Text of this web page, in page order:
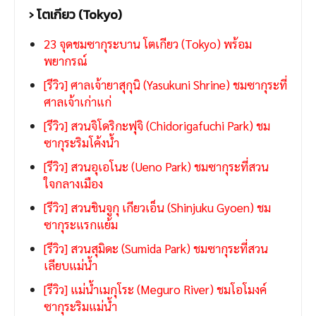
› โตเกียว (Tokyo)
23 จุดชมซากุระบาน โตเกียว (Tokyo) พร้อม
พยากรณ์
[รีวิว] ศาลเจ้ายาสุกุนิ (Yasukuni Shrine) ชมซากุระที่
ศาลเจ้าเก่าแก่
[รีวิว] สวนจิโดริกะฟุจิ (Chidorigafuchi Park) ชม
ซากุระริมโค้งน้ำ
[รีวิว] สวนอุเอโนะ (Ueno Park) ชมซากุระที่สวน
ใจกลางเมือง
[รีวิว] สวนชินจูกุ เกียวเอ็น (Shinjuku Gyoen) ชม
ซากุระแรกแย้ม
[รีวิว] สวนสุมิดะ (Sumida Park) ชมซากุระที่สวน
เลียบแม่น้ำ
[รีวิว] แม่น้ำเมกุโระ (Meguro River) ชมโอโมงค์
ซากุระริมแม่น้ำ